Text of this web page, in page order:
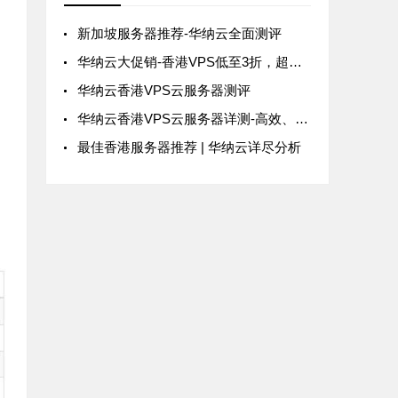
新加坡服务器推荐-华纳云全面测评
华纳云大促销-香港VPS低至3折，超高性价比的CN2 GIA线路
华纳云香港VPS云服务器测评
华纳云香港VPS云服务器详测-高效、安全与性价比兼备的不二之选
最佳香港服务器推荐 | 华纳云详尽分析